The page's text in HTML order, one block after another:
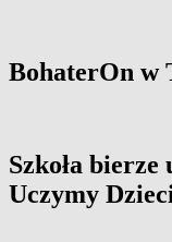
BohaterOn w
Szkoła
Uczymy